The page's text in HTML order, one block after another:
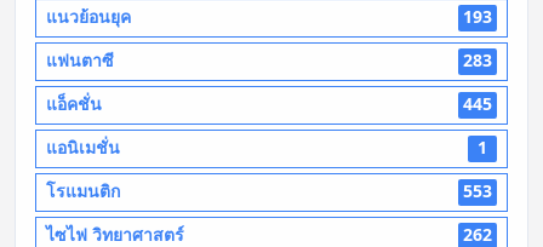
แนวย้อนยุค
193
แฟนตาซี
283
แอ็คชั่น
445
แอนิเมชั่น
1
โรแมนติก
553
ไซไฟ วิทยาศาสตร์
262